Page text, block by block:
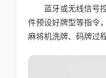
蓝牙或无线信号
件预设好牌型等指令
麻将机洗牌、码牌过